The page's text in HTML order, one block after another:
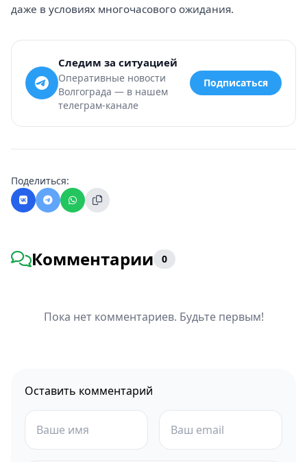
даже в условиях многочасового ожидания.
Следим за ситуацией
Оперативные новости
Волгограда — в нашем
телеграм-канале
Подписаться
Поделиться:
Комментарии 0
Пока нет комментариев. Будьте первым!
Оставить комментарий